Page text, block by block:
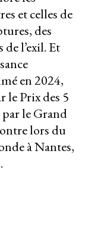
et celles de
des
de l’exil. Et
en 2024,
le Prix des 5
le Grand
lors du
à Nantes,